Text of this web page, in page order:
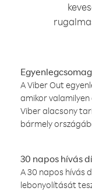
A Viber Out
amikor valamilyen
Viber alacsony
bármely
30 napos hívás
A 30 napos hívás
lebonyolítását